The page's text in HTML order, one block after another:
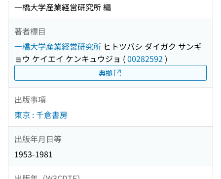
一橋大学産業経営研究所 編
著者標目
一橋大学産業経営研究所 ヒトツバシ ダイガク サンギ
ョウ ケイエイ ケンキュウジョ (00282592 )
典拠
出版事項
東京 : 千倉書房
出版年月日等
1953-1981